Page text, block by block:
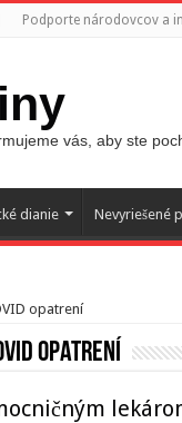
Podporte národovcov a
vás, aby ste
dianie Nevyriešené
opatrení
opatrení